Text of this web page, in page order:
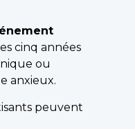
cinq années
ou
anxieux.
peuvent